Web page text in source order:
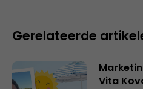
Gerelateerde
Vita